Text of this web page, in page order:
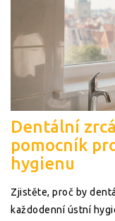
Dentální
pomocník
hygienu
Zjistěte, proč by
každodenní ústní